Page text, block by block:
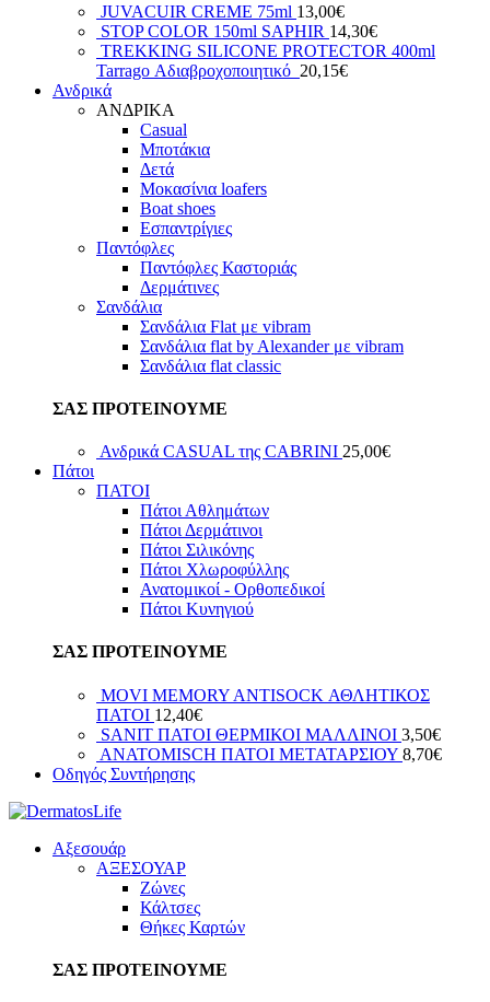
JUVACUIR CREME 75ml 13,00€
STOP COLOR 150ml SAPHIR 14,30€
TREKKING SILICONE PROTECTOR 400ml
Tarrago Αδιαβροχοποιητικό 20,15€
Ανδρικά
ΑΝΔΡΙΚΑ
Casual
Μποτάκια
Δετά
Μοκασίνια loafers
Boat shoes
Εσπαντρίγιες
Παντόφλες
Παντόφλες Καστοριάς
Δερμάτινες
Σανδάλια
Σανδάλια Flat με vibram
Σανδάλια flat by Alexander με vibram
Σανδάλια flat classic
ΣΑΣ ΠΡΟΤΕΙΝΟΥΜΕ
Ανδρικά CASUAL της CABRINI 25,00€
Πάτοι
ΠΑΤΟΙ
Πάτοι Αθλημάτων
Πάτοι Δερμάτινοι
Πάτοι Σιλικόνης
Πάτοι Χλωροφύλλης
Ανατομικοί - Ορθοπεδικοί
Πάτοι Κυνηγιού
ΣΑΣ ΠΡΟΤΕΙΝΟΥΜΕ
MOVI MEMORY ANTISOCK ΑΘΛΗΤΙΚΟΣ
ΠΑΤΟΙ 12,40€
SANIT ΠΑΤΟΙ ΘΕΡΜΙΚΟΙ ΜΑΛΛΙΝΟΙ 3,50€
ANATOMISCH ΠΑΤΟΙ ΜΕΤΑΤΑΡΣΙΟΥ 8,70€
Οδηγός Συντήρησης
Αξεσουάρ
ΑΞΕΣΟΥΑΡ
Ζώνες
Κάλτσες
Θήκες Καρτών
ΣΑΣ ΠΡΟΤΕΙΝΟΥΜΕ